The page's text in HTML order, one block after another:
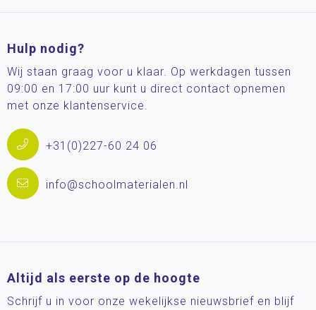
Hulp nodig?
Wij staan graag voor u klaar. Op werkdagen tussen
09:00 en 17:00 uur kunt u direct contact opnemen
met onze klantenservice.
+31(0)227-60 24 06
info@schoolmaterialen.nl
Altijd als eerste op de hoogte
Schrijf u in voor onze wekelijkse nieuwsbrief en blijf